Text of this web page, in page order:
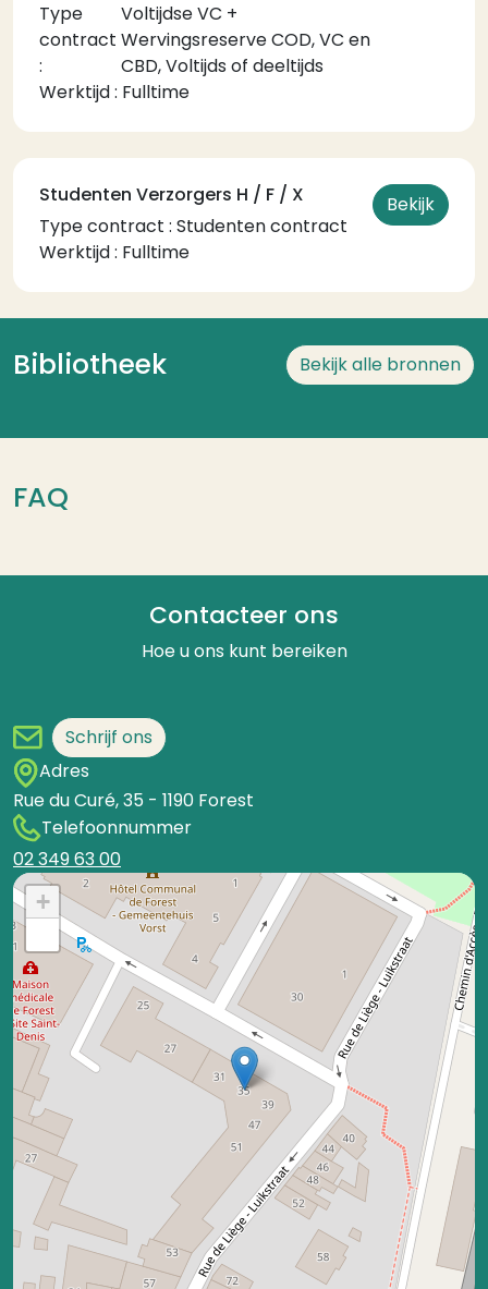
Type
contract
:
Voltijdse VC +
Wervingsreserve COD, VC en
CBD, Voltijds of deeltijds
Werktijd : Temps de travail
Fulltime
Studenten Verzorgers H / F / X
Type contract : Studenten contract
Werktijd : Temps de travail
Fulltime
Bekijk
Bibliotheek Bekijk alle bronnen
FAQ
Contacteer ons
Hoe u ons kunt bereiken
Schrijf ons
Adres
Rue du Curé, 35 - 1190 Forest
Telefoonnummer
02 349 63 00
+